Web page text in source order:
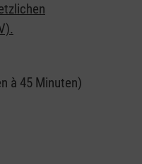
à 45 Minuten)